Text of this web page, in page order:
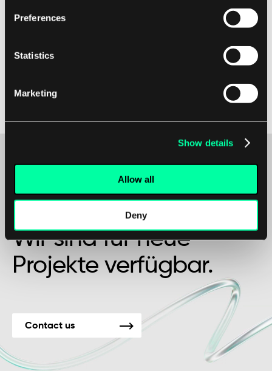
Preferences
Statistics
Marketing
Show details
Allow all
Deny
und unter verschiedenen Bedingungen korrekt
Diese Technik ist ein integraler Bestandteil der
Bereitstellung hochwertiger Softwareprodukte an
Vielleicht ist es der Beginn einer schönen
Wir sind für neue
Projekte verfügbar.
Contact us